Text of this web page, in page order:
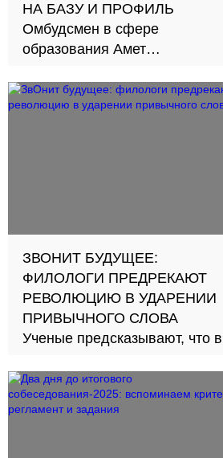
НА БАЗУ И ПРОФИЛЬ
Омбудсмен в сфере
образования Амет
увеличить время экзаменов
ЗВОНИТ БУДУЩЕЕ:
ФИЛОЛОГИ ПРЕДРЕКАЮТ
РЕВОЛЮЦИЮ В УДАРЕНИИ
ПРИВЫЧНОГО СЛОВА
Ученые предсказывают, что в
«‎звонит»‎ сместится на первый
слог